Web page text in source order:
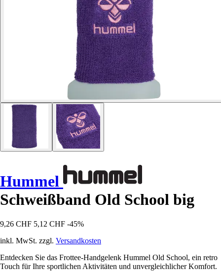
Hummel
Schweißband Old School big
9,26 CHF 5,12 CHF -45%
inkl. MwSt. zzgl. Versandkosten
Entdecken Sie das Frottee-Handgelenk Hummel Old School, ein retro
Touch für Ihre sportlichen Aktivitäten und unvergleichlicher Komfort.